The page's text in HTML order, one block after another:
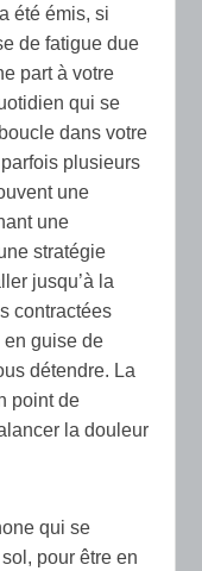
été émis, si
de fatigue due
part à votre
qui se
dans votre
plusieurs
une
une
stratégie
jusqu’à la
contractées
guise de
détendre. La
point de
la douleur
qui se
pour être en